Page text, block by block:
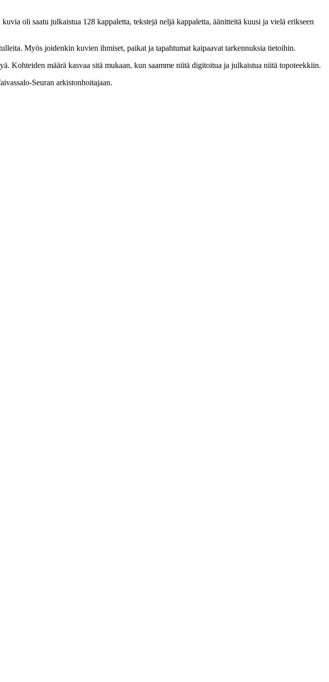
oli saatu julkaistua 128 kappaletta, tekstejä neljä kappaletta, äänitteitä kuusi ja vielä erikseen
Myös joidenkin kuvien ihmiset, paikat ja tapahtumat kaipaavat tarkennuksia tietoihin.
Kohteiden määrä kasvaa sitä mukaan, kun saamme niitä digitoitua ja julkaistua niitä topoteekkiin.
Seuran arkistonhoitajaan.